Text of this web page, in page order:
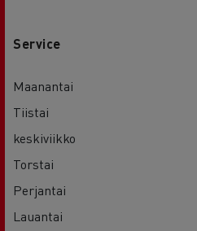
Service
Maanantai
Tiistai
keskiviikko
Torstai
Perjantai
Lauantai